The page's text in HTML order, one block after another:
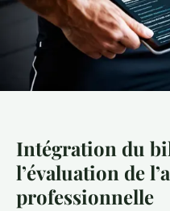
Intégration du
l’évaluation de
professionnelle